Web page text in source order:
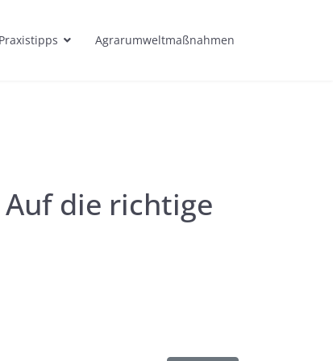
Agrarumweltmaßnahmen
die richtige